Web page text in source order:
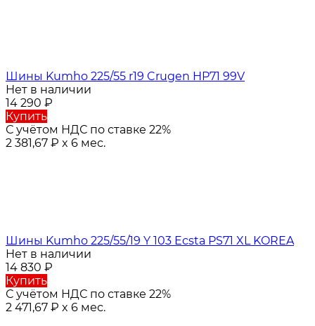
Шины Kumho 225/55 r19 Crugen HP71 99V
Нет в наличии
14 290 ₽
Купить
С учётом НДС по ставке 22%
2 381,67 ₽ x 6 мес.
Шины Kumho 225/55/19 Y 103 Ecsta PS71 XL KOREA
Нет в наличии
14 830 ₽
Купить
С учётом НДС по ставке 22%
2 471,67 ₽ x 6 мес.